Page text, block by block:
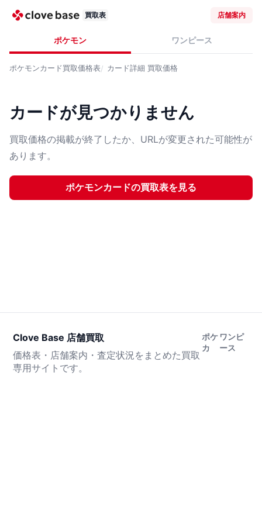
買取表 店舗案内
ポケモン ワンピース
ポケモンカード買取価格表 カード詳細 買取価格
カードが見つかりません
買取価格の掲載が終了したか、URLが変更された可能性が
あります。
ポケモンカードの買取表を見る
Clove Base 店舗買取
価格表・店舗案内・査定状況をまとめた買取
専用サイトです。
ポケ
カ
ワンピ
ース